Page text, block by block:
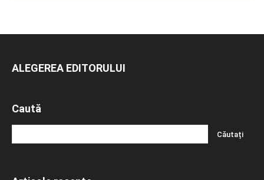
ALEGEREA EDITORULUI
Caută